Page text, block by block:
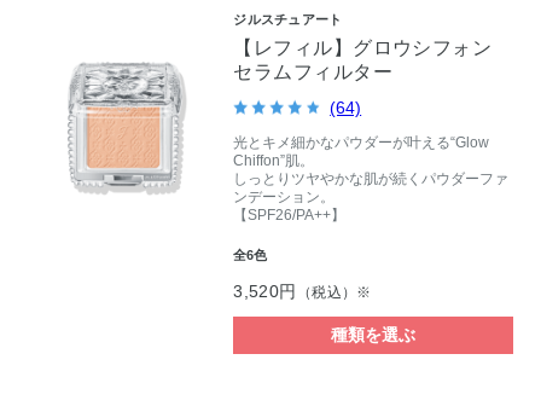
ジルスチュアート
【レフィル】グロウシフォン
セラムフィルター
(64)
光とキメ細かなパウダーが叶える“Glow
Chiffon”肌。
しっとりツヤやかな肌が続くパウダーファ
ンデーション。
【SPF26/PA++】
全6色
3,520円 （税込）※
種類を選ぶ